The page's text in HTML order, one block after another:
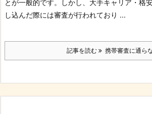
とが一般的です。
しかし、大手キャリア・格
し込んだ際には審査が行われており ...
記事を読む 携帯審査に通ら